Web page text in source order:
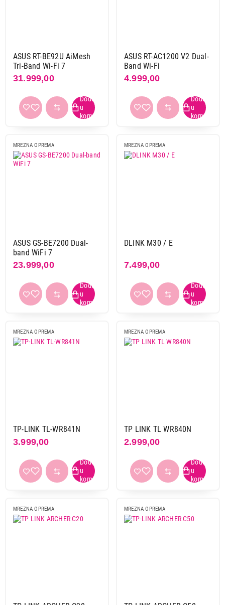
ASUS RT-BE92U AiMesh
Tri-Band Wi-Fi 7
31.999,00
ASUS RT-AC1200 V2 Dual-
Band Wi-Fi
4.999,00
MREZNA OPREMA
ASUS GS-BE7200 Dual-
band WiFi 7
23.999,00
MREZNA OPREMA
DLINK M30 / E
7.499,00
MREZNA OPREMA
TP-LINK TL-WR841N
3.999,00
MREZNA OPREMA
TP LINK TL WR840N
2.999,00
MREZNA OPREMA MREZNA OPREMA